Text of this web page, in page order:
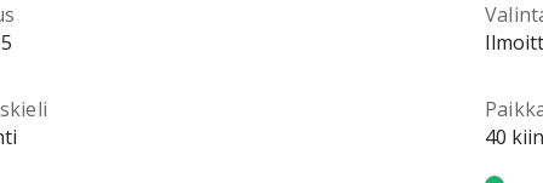
40